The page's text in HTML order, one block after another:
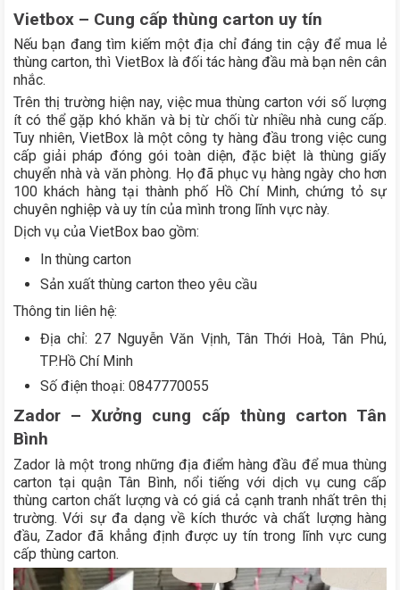
Vietbox – Cung cấp thùng carton uy tín
Nếu bạn đang tìm kiếm một địa chỉ đáng tin cậy để mua lẻ
thùng carton, thì VietBox là đối tác hàng đầu mà bạn nên cân
nhắc.
Trên thị trường hiện nay, việc mua thùng carton với số lượng
ít có thể gặp khó khăn và bị từ chối từ nhiều nhà cung cấp.
Tuy nhiên, VietBox là một công ty hàng đầu trong việc cung
cấp giải pháp đóng gói toàn diện, đặc biệt là thùng giấy
chuyển nhà và văn phòng. Họ đã phục vụ hàng ngày cho hơn
100 khách hàng tại thành phố Hồ Chí Minh, chứng tỏ sự
chuyên nghiệp và uy tín của mình trong lĩnh vực này.
Dịch vụ của VietBox bao gồm:
In thùng carton
Sản xuất thùng carton theo yêu cầu
Thông tin liên hệ:
Địa chỉ: 27 Nguyễn Văn Vịnh, Tân Thới Hoà, Tân Phú,
TP.Hồ Chí Minh
Số điện thoại: 0847770055
Zador – Xưởng cung cấp thùng carton Tân
Bình
Zador là một trong những địa điểm hàng đầu để mua thùng
carton tại quận Tân Bình, nổi tiếng với dịch vụ cung cấp
thùng carton chất lượng và có giá cả cạnh tranh nhất trên thị
trường. Với sự đa dạng về kích thước và chất lượng hàng
đầu, Zador đã khẳng định được uy tín trong lĩnh vực cung
cấp thùng carton.